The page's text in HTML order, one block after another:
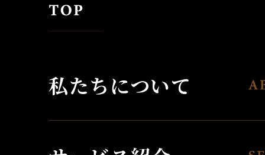
私たちについて